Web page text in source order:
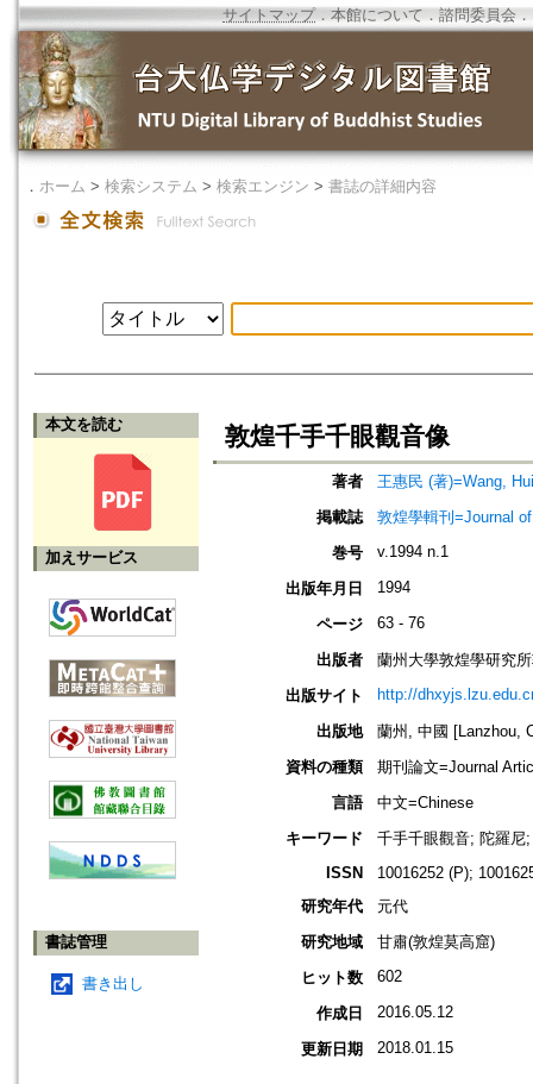
サイトマップ．本館について ． 諮問委員会 ．
． ホーム > 検索システム > 検索エンジン > 書誌の詳細内容
本文を読む
加えサービス
書誌管理
書き出し
敦煌千手千眼觀音像
著者
王惠民 (著)=Wang,
掲載誌
敦煌學輯刊=Journal
巻号
v.1994 n.1
出版年月日 1994
ページ 63 - 76
出版者
蘭州大學敦煌學研究
出版サイト
http://
出版地
蘭州, 中國 [Lanzhou,
資料の種類
期刊論文=Journal
言語
中文=Chinese
キーワード
千手千眼觀音; 陀羅
ISSN
10016252 (P);
研究年代
元代
研究地域
甘肅(敦煌莫高窟)
ヒット数
602
作成日 2016.05.12
更新日期 2018.01.15